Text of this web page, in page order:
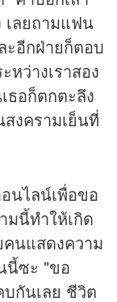
เลยถามแฟน
อีกฝ่ายก็ตอบ
หว่างเราสอง
ธอก็ตกตะลึง
งครามเย็นที่
นไลน์เพื่อขอ
นี้ทำให้เกิด
คนแสดงความ
นี้ซะ "ขอ
กันเลย ชีวิต